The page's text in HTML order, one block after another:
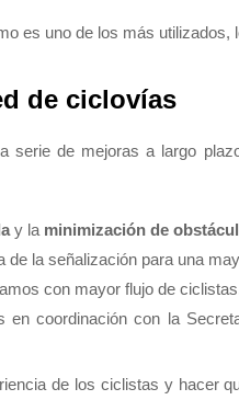
es uno de los más utilizados,
de ciclovías
serie de mejoras a largo
y la minimización de
de la señalización para una
con mayor flujo de
en coordinación con la
de los ciclistas y hacer